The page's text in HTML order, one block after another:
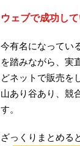
ウェブで成功し
今有名になってい
を踏みながら、実
どネットで販売を
山あり谷あり、競
す。
ざっくりまとめる